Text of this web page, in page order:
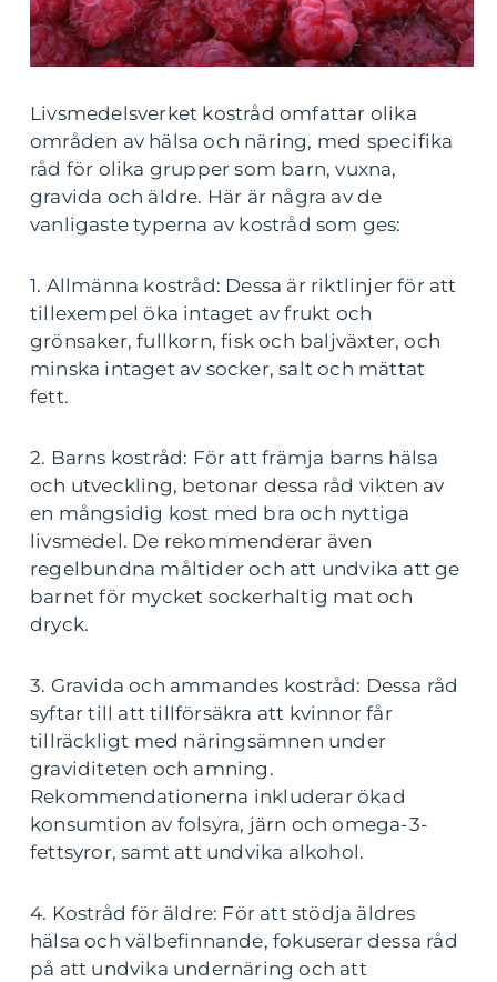
Livsmedelsverket kostråd omfattar olika
områden av hälsa och näring, med specifika
råd för olika grupper som barn, vuxna,
gravida och äldre. Här är några av de
vanligaste typerna av kostråd som ges:
1. Allmänna kostråd: Dessa är riktlinjer för att
tillexempel öka intaget av frukt och
grönsaker, fullkorn, fisk och baljväxter, och
minska intaget av socker, salt och mättat
fett.
2. Barns kostråd: För att främja barns hälsa
och utveckling, betonar dessa råd vikten av
en mångsidig kost med bra och nyttiga
livsmedel. De rekommenderar även
regelbundna måltider och att undvika att ge
barnet för mycket sockerhaltig mat och
dryck.
3. Gravida och ammandes kostråd: Dessa råd
syftar till att tillförsäkra att kvinnor får
tillräckligt med näringsämnen under
graviditeten och amning.
Rekommendationerna inkluderar ökad
konsumtion av folsyra, järn och omega-3-
fettsyror, samt att undvika alkohol.
4. Kostråd för äldre: För att stödja äldres
hälsa och välbefinnande, fokuserar dessa råd
på att undvika undernäring och att